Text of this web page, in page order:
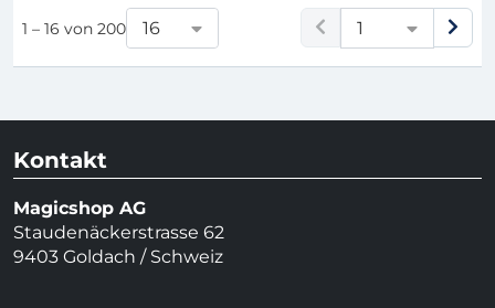
1 – 16 von 200 16 1
Kontakt
Magicshop AG
Staudenäckerstrasse 62
9403 Goldach / Schweiz